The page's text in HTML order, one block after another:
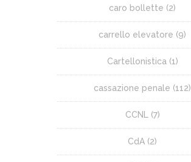
caro bollette (2)
carrello elevatore (9)
Cartellonistica (1)
cassazione penale (112)
CCNL (7)
CdA (2)